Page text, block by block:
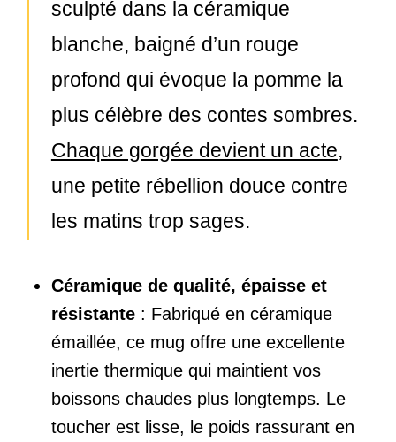
sculpté dans la céramique
blanche, baigné d’un rouge
profond qui évoque la pomme la
plus célèbre des contes sombres.
Chaque gorgée devient un acte,
une petite rébellion douce contre
les matins trop sages.
Céramique de qualité, épaisse et
résistante : Fabriqué en céramique
émaillée, ce mug offre une excellente
inertie thermique qui maintient vos
boissons chaudes plus longtemps. Le
toucher est lisse, le poids rassurant en